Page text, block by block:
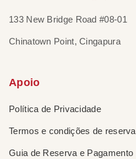
133 New Bridge Road #08-01
Chinatown Point, Cingapura
Apoio
Política de Privacidade
Termos e condições de reserva
Guia de Reserva e Pagamento